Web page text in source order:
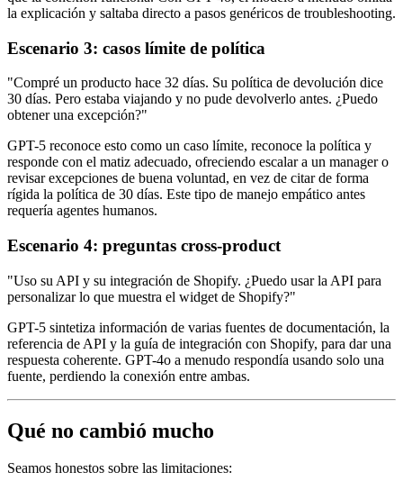
la explicación y saltaba directo a pasos genéricos de troubleshooting.
Escenario 3: casos límite de política
"Compré un producto hace 32 días. Su política de devolución dice
30 días. Pero estaba viajando y no pude devolverlo antes. ¿Puedo
obtener una excepción?"
GPT-5 reconoce esto como un caso límite, reconoce la política y
responde con el matiz adecuado, ofreciendo escalar a un manager o
revisar excepciones de buena voluntad, en vez de citar de forma
rígida la política de 30 días. Este tipo de manejo empático antes
requería agentes humanos.
Escenario 4: preguntas cross-product
"Uso su API y su integración de Shopify. ¿Puedo usar la API para
personalizar lo que muestra el widget de Shopify?"
GPT-5 sintetiza información de varias fuentes de documentación, la
referencia de API y la guía de integración con Shopify, para dar una
respuesta coherente. GPT-4o a menudo respondía usando solo una
fuente, perdiendo la conexión entre ambas.
Qué no cambió mucho
Seamos honestos sobre las limitaciones: